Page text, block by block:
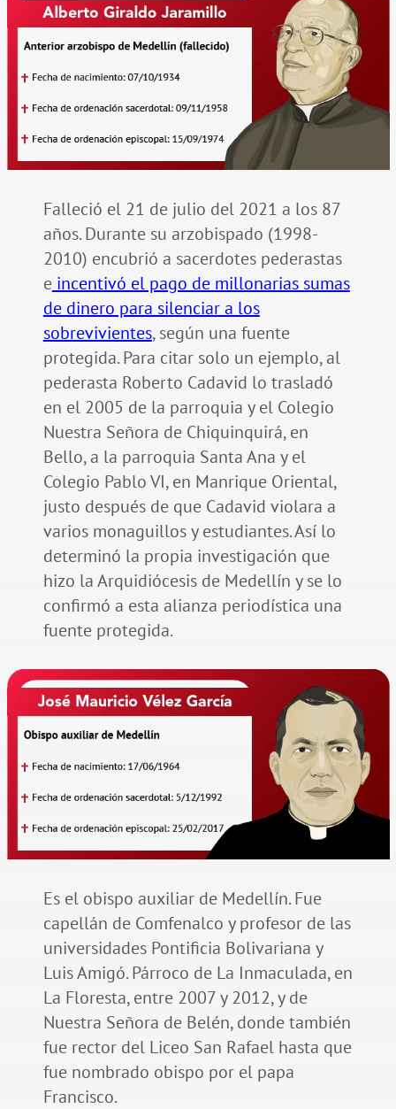
Falleció el 21 de julio del 2021 a los 87
años. Durante su arzobispado (1998-
2010) encubrió a sacerdotes pederastas
eincentivó el pago de millonarias sumas
de dinero para silenciar a los
sobrevivientes, según una fuente
protegida. Para citar solo un ejemplo, al
pederasta Roberto Cadavid lo trasladó
en el 2005 de la parroquia y el Colegio
Nuestra Señora de Chiquinquirá, en
Bello, a la parroquia Santa Ana y el
Colegio Pablo VI, en Manrique Oriental,
justo después de que Cadavid violara a
varios monaguillos y estudiantes. Así lo
determinó la propia investigación que
hizo la Arquidiócesis de Medellín y se lo
confirmó a esta alianza periodística una
fuente protegida.
Es el obispo auxiliar de Medellín. Fue
capellán de Comfenalco y profesor de las
universidades Pontificia Bolivariana y
Luis Amigó. Párroco de La Inmaculada, en
La Floresta, entre 2007 y 2012, y de
Nuestra Señora de Belén, donde también
fue rector del Liceo San Rafael hasta que
fue nombrado obispo por el papa
Francisco.